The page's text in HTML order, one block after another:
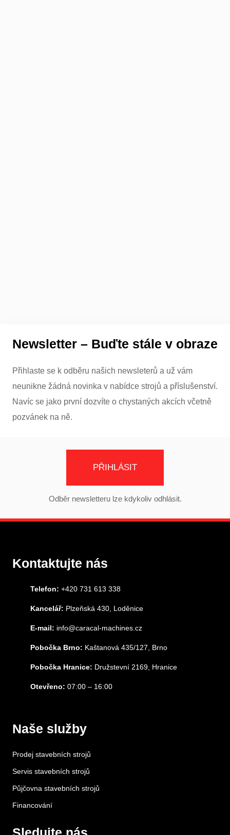
Newsletter – Buďte stále v obraze
Přihlaste se k odběru našich newsleterů a už vám
neunikne žádná novinka v nabídce strojů a příslušenství.
Navíc se jako první dozvíte o chystaných akcích včetně
pozvánek na ně.
PŘIHLÁSIT
Odběr newsletteru lze kdykoliv odhlásit.
Kontaktujte nás
Telefon: +420 731 613 338
Kancelář: Plzeňská 430, Loděnice
E-mail: info@caracal-machines.cz
Pobočka Brno: Kaštanová 435/127, Brno
Pobočka Hranice: Družstevní 2169, Hranice
Otevřeno: 07:00 – 16:00
Naše služby
Prodej stavebních strojů
Servis stavebních strojů
Půjčovna stavebních strojů
Financování